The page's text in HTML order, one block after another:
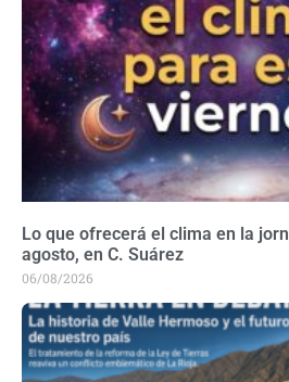
Lo que ofrecerá el clima en la
agosto, en C. Suárez
06/08/2026